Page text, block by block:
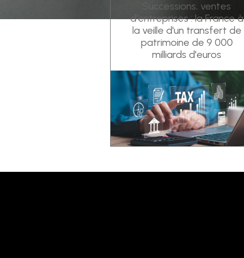
Successions, ventes
d'entreprises : la France à
la veille d'un transfert de
patrimoine de 9 000
milliards d'euros